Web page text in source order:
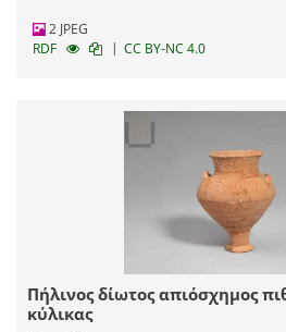
2 JPEG
RDF
| CC BY-NC 4.0
Πήλινος δίωτος απιόσχημος
κύλικας